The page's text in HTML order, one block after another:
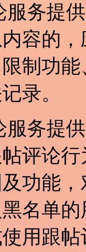
服务提
容的
制功
录。
服务提
评论
功能
名单
用跟